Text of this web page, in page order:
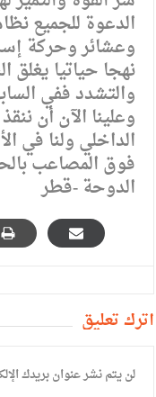
الدعوة للجميع
وعشائر وحركة
نهجا حياتيا يغلق
والتشدد ففي
وعلينا الآن أن
الداخلي ولنا في
فوق المصاعب
الدوحة -قطر
أترك تعليق
لن يتم نشر عنوان بريدك